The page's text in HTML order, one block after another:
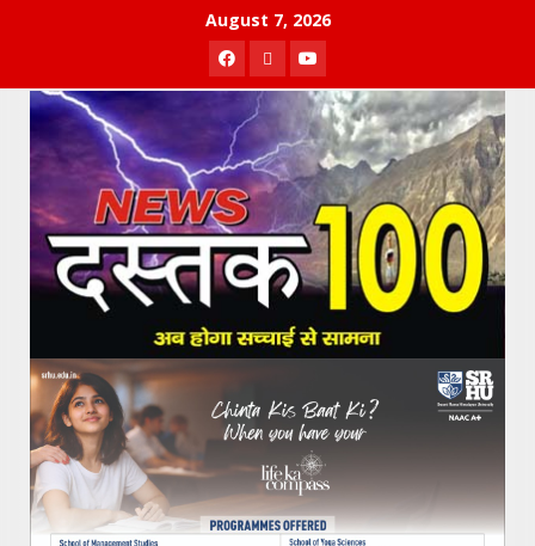
August 7, 2026
Facebook
TwitterYoutube